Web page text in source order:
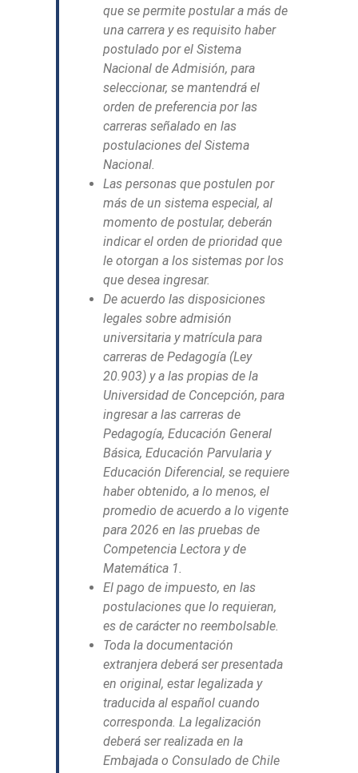
que se permite postular a más de
una carrera y es requisito haber
postulado por el Sistema
Nacional de Admisión, para
seleccionar, se mantendrá el
orden de preferencia por las
carreras señalado en las
postulaciones del Sistema
Nacional.
Las personas que postulen por
más de un sistema especial, al
momento de postular, deberán
indicar el orden de prioridad que
le otorgan a los sistemas por los
que desea ingresar.
De acuerdo las disposiciones
legales sobre admisión
universitaria y matrícula para
carreras de Pedagogía (Ley
20.903) y a las propias de la
Universidad de Concepción, para
ingresar a las carreras de
Pedagogía, Educación General
Básica, Educación Parvularia y
Educación Diferencial, se requiere
haber obtenido, a lo menos, el
promedio de acuerdo a lo vigente
para 2026 en las pruebas de
Competencia Lectora y de
Matemática 1.
El pago de impuesto, en las
postulaciones que lo requieran,
es de carácter no reembolsable.
Toda la documentación
extranjera deberá ser presentada
en original, estar legalizada y
traducida al español cuando
corresponda. La legalización
deberá ser realizada en la
Embajada o Consulado de Chile